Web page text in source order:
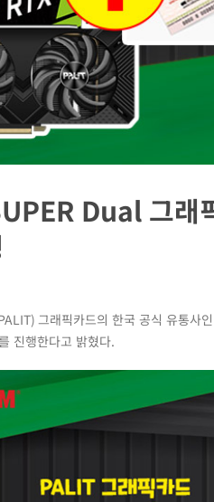
Dual 그래
그래픽카드의 한국 공식 유통사인
진행한다고 밝혔다.